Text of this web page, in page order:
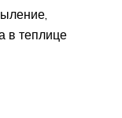
в теплице